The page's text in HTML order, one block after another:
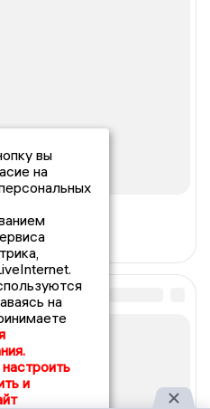
вы
на
на
настроить
и